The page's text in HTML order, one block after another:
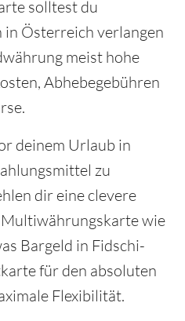
solltest du
in Österreich verlangen
meist hohe
Abhebegebühren
deinem Urlaub in
zu
dir eine clevere
wie
Bargeld in Fidschi-
für den absoluten
Flexibilität.